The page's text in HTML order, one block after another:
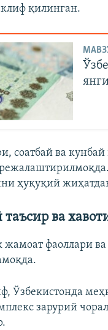
қилинган.
соатбай ва
ҳуқуқий
ва
жамоат фаоллари
Ўзбекистонда
зарурий